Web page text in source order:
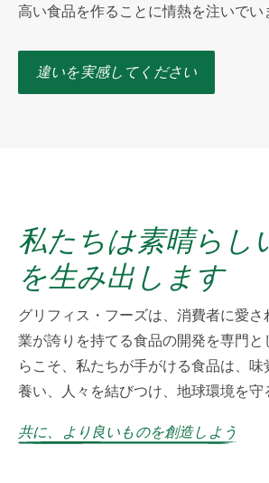
高い食品を作ることに情熱を注いでい
違いを実感してください
私たちは素晴らし
を生み出します
グリフィス・フーズは、消費者に愛さ
業が誇りを持てる食品の開発を専門
らこそ、私たちが手がける食品は、
養い、人々を結びつけ、地球環境を守
共に、より良いものを創造しよう